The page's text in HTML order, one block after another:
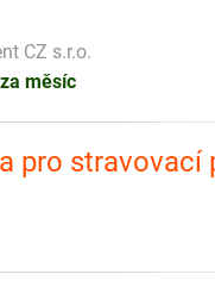
CZ s.r.o.
měsíc
pro stravovací